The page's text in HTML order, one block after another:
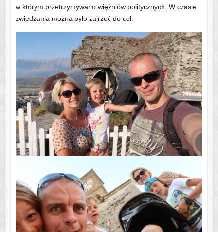
w którym przetrzymywano więźniów politycznych. W czasie
zwiedzania można było zajrzeć do cel.